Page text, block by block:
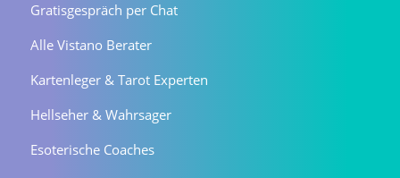
Gratisgespräch per Chat
Alle Vistano Berater
Kartenleger & Tarot Experten
Hellseher & Wahrsager
Esoterische Coaches